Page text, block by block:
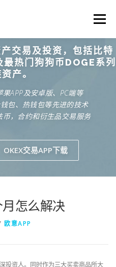
Menu
欧意APP下载
欧意团队
交易及投资，包括比特
热门狗狗币DOGE系列
产。
APP及安卓版、PC端等
包、热钱包等先进的技术
币，合约和衍生品交易服务
OKEX交易APP下载
怎么解决
欧意APP
投资人。同时作为三大买卖商品所大